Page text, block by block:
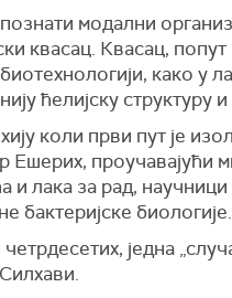
модални
квасац. Квасац,
како у
ћелијску структуру
коли први пут је
Ешерих, проучавајући
и лака за рад,
бактеријске биологије.
једна